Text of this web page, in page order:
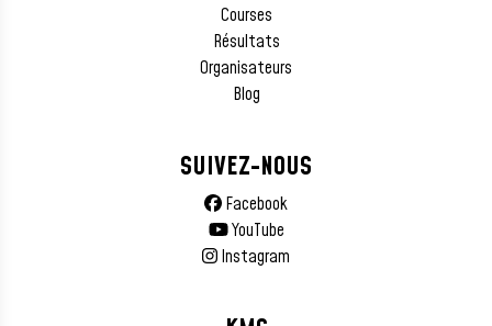
Courses
Résultats
Organisateurs
Blog
SUIVEZ-NOUS
Facebook
YouTube
Instagram